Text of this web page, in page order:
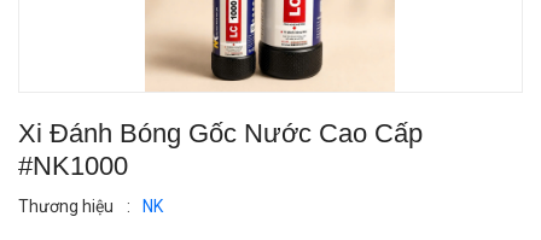
Xi Đánh Bóng Gốc Nước Cao Cấp
#NK1000
Thương hiệu : NK